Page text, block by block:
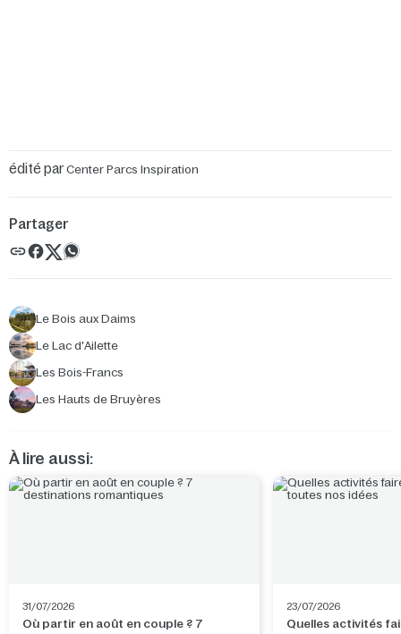
édité parCenter Parcs Inspiration
Le Bois aux Daims
Le Lac d'Ailette
Les Bois-Francs
Les Hauts de Bruyères
Partager
À lire aussi:
31/07/2026
Où partir en août en couple ? 7
23/07/2026
Quelles activités